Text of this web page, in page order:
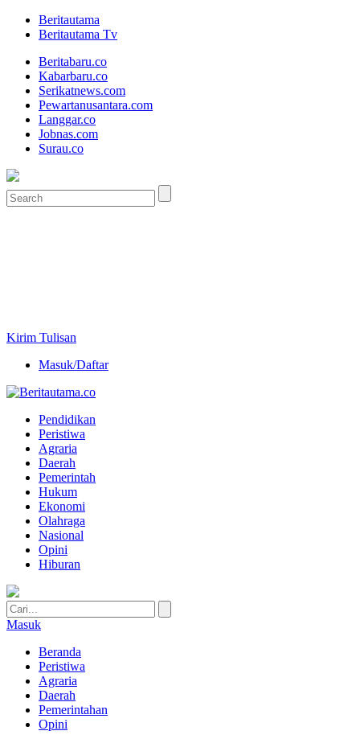
Beritautama
Beritautama Tv
Beritabaru.co
Kabarbaru.co
Serikatnews.com
Pewartanusantara.com
Langgar.co
Jobnas.com
Surau.co
Kirim Tulisan
Masuk/Daftar
Pendidikan
Peristiwa
Agraria
Daerah
Pemerintah
Hukum
Ekonomi
Olahraga
Nasional
Opini
Hiburan
Masuk
Beranda
Peristiwa
Agraria
Daerah
Pemerintahan
Opini